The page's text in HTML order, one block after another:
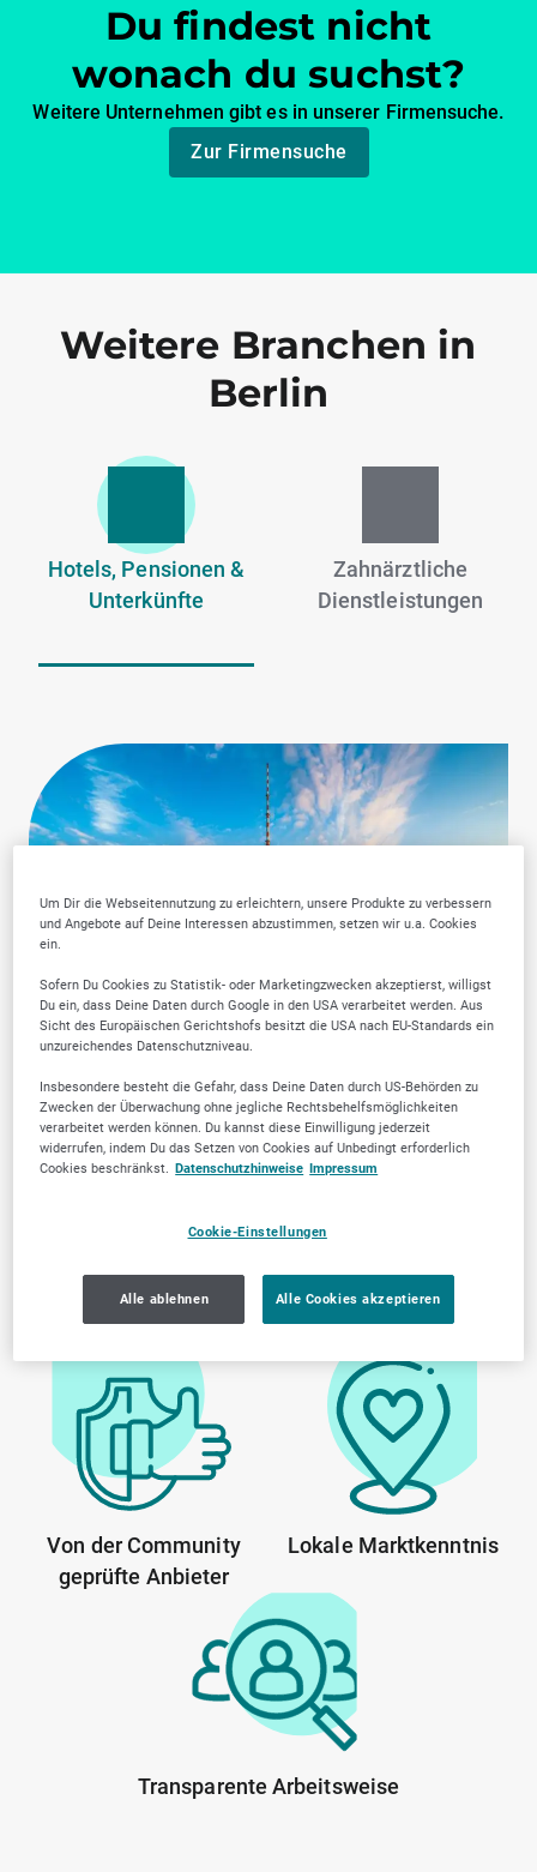
Du findest nicht
wonach du suchst?
Weitere Unternehmen gibt es in unserer Firmensuche.
Zur Firmensuche
Weitere Branchen in
Berlin
Hotels, Pensionen &
Unterkünfte
Zahnärztliche
Dienstleistungen
Warum SELLWERK
Trusted Firmen wählen?
Von der Community
geprüfte Anbieter
Lokale Marktkenntnis
Transparente Arbeitsweise
Um Dir die Webseitennutzung zu erleichtern, unsere Produkte zu verbessern
und Angebote auf Deine Interessen abzustimmen, setzen wir u.a. Cookies
ein.
Sofern Du Cookies zu Statistik- oder Marketingzwecken akzeptierst, willigst
Du ein, dass Deine Daten durch Google in den USA verarbeitet werden. Aus
Sicht des Europäischen Gerichtshofs besitzt die USA nach EU-Standards ein
unzureichendes Datenschutzniveau.
Insbesondere besteht die Gefahr, dass Deine Daten durch US-Behörden zu
Zwecken der Überwachung ohne jegliche Rechtsbehelfsmöglichkeiten
verarbeitet werden können. Du kannst diese Einwilligung jederzeit
widerrufen, indem Du das Setzen von Cookies auf Unbedingt erforderlich
Cookies beschränkst. Datenschutzhinweise Impressum
Cookie-Einstellungen
Alle ablehnen Alle Cookies akzeptieren